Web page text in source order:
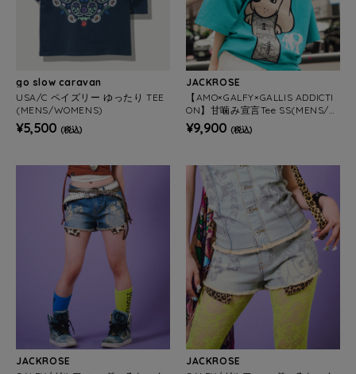
go slow caravan
USA/C ペイズリー ゆったり TEE
(MENS/WOMENS)
¥5,500 (税込)
JACKROSE
【AMO×GALFY×GALLIS ADDICTI
ON】甘噛み宣言Tee SS(MENS/W
OMENS)
¥9,900 (税込)
JACKROSE
JACKROSE